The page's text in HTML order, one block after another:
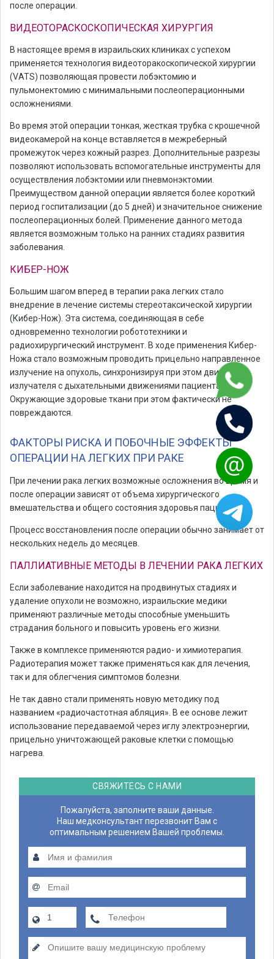
после операции.
ВИДЕОТОРАСКОСКОПИЧЕСКАЯ ХИРУРГИЯ
В настоящее время в израильских клиниках с успехом
применяется технология видеоторакоскопической хирургии
(VАТS) позволяющая провести лобэктомию и
пульмонектомию с минимальными послеоперационными
осложнениями.
Во время этой операции тонкая, жесткая трубка с крошечной
видеокамерой на конце вставляется в межреберный
промежуток через кожный разрез. Дополнительные разрезы
позволяют использовать вспомогательные инструменты для
осуществления лобэктомии или пневмонэктомии.
Преимуществом данной операции является более короткий
период госпитализации (до 5 дней) и значительное снижение
послеоперационных болей. Применение данного метода
является возможным только на ранних стадиях развития
заболевания.
КИБЕР-НОЖ
Большим шагом вперед в терапии рака легких стало
внедрение в лечение системы стереотаксической хирургии
(Кибер-Нож). Эта система, соединяющая в себе
одновременно технологии робототехники и
радиохирургический инструмент. В ходе применения Кибер-
Ножа стало возможным проводить прицельно направленное
излучение на опухоль, синхронизируя при этом движение
излучателя с дыхательными движениями пациента.
Окружающие здоровые ткани при этом фактически не
повреждаются.
ФАКТОРЫ РИСКА И ПОБОЧНЫЕ ЭФФЕКТЫ
ОПЕРАЦИИ НА ЛЕГКИХ ПРИ РАКЕ
При лечении рака легких возможные осложнения во время и
после операции зависят от объема хирургического
вмешательства и общего состояния здоровья пациента.
Процесс восстановления после операции обычно занимает от
нескольких недель до месяцев.
ПАЛЛИАТИВНЫЕ МЕТОДЫ В ЛЕЧЕНИИ РАКА ЛЕГКИХ
Если заболевание находится на продвинутых стадиях и
удаление опухоли не возможно, израильские медики
применяют различные методы способные уменьшить
страдания больного и повысить уровень его жизни.
Также в комплексе применяются радио- и химиотерапия.
Радиотерапия может также применяться как для лечения,
так и для облегчения симптомов болезни.
Не так давно стали применять новую методику под
названием «радиочастотная абляция». В ее основе лежит
использование передаваемой через иглу электроэнергии,
прицельно уничтожающей раковые клетки с помощью
нагрева.
СВЯЖИТЕСЬ С НАМИ
Пожалуйста, заполните ваши данные.
Наш медконсультант перезвонит Вам с
оптимальным решением Вашей проблемы.